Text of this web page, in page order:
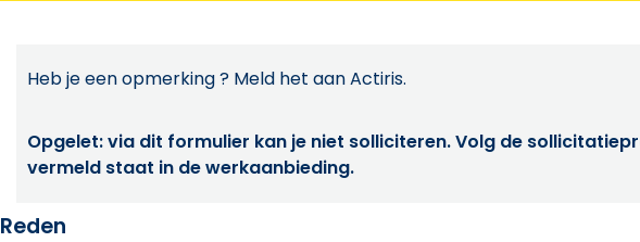
Heb je een opmerking ? Meld het aan Actiris.
Opgelet: via dit formulier kan je niet solliciteren. Volg de
vermeld staat in de werkaanbieding.
Reden